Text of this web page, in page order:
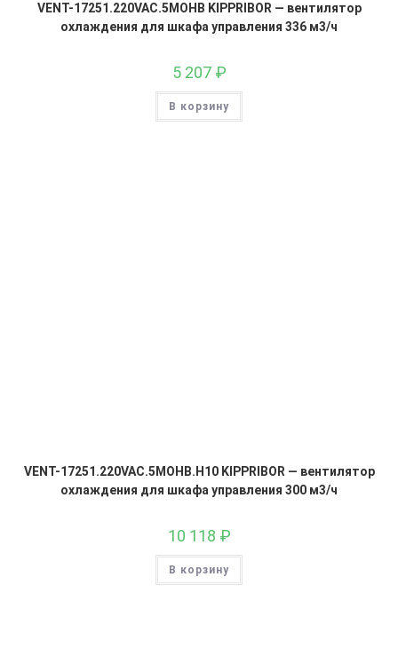
VENT-17251.220VAC.5MOHB KIPPRIBOR — вентилятор
охлаждения для шкафа управления 336 м3/ч
5 207 ₽
В корзину
VENT-17251.220VAC.5MOHB.H10 KIPPRIBOR — вентилятор
охлаждения для шкафа управления 300 м3/ч
10 118 ₽
В корзину